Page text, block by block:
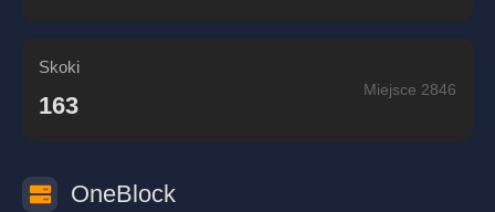
Skoki
163
Miejsce 2846
OneBlock